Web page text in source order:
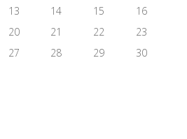
13 14 15
16
20 21 22
23
27 28 29
30